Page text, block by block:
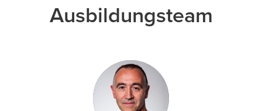
Ausbildungsteam
GP